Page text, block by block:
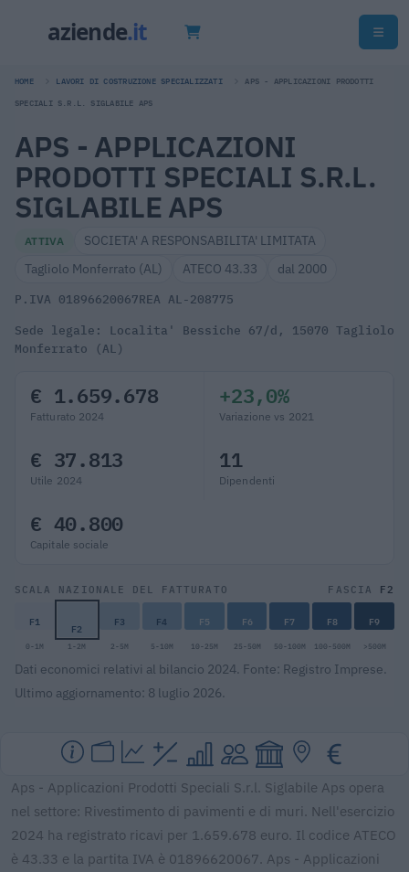
HOME LAVORI DI COSTRUZIONE SPECIALIZZATI APS - APPLICAZIONI PRODOTTI
SPECIALI S.R.L. SIGLABILE APS
APS - APPLICAZIONI
PRODOTTI SPECIALI S.R.L.
SIGLABILE APS
ATTIVA
SOCIETA' A RESPONSABILITA' LIMITATA
Tagliolo Monferrato (AL)
ATECO 43.33 dal 2000
P.IVA 01896620067REA AL-208775
Sede legale: Localita' Bessiche 67/d, 15070 Tagliolo
Monferrato (AL)
€ 1.659.678
Fatturato 2024
+23,0%
Variazione vs 2021
€ 37.813
Utile 2024
11
Dipendenti
€ 40.800
Capitale sociale
SCALA NAZIONALE DEL FATTURATO FASCIA F2
F1 F2 F3 F4 F5 F6 F7 F8 F9
0-1M 1-2M 2-5M 5-10M 10-25M 25-50M 50-100M 100-500M >500M
Dati economici relativi al bilancio 2024. Fonte: Registro Imprese.
Ultimo aggiornamento: 8 luglio 2026.
Aps - Applicazioni Prodotti Speciali S.r.l. Siglabile Aps opera
nel settore: Rivestimento di pavimenti e di muri. Nell'esercizio
2024 ha registrato ricavi per 1.659.678 euro. Il codice ATECO
è 43.33 e la partita IVA è 01896620067. Aps - Applicazioni